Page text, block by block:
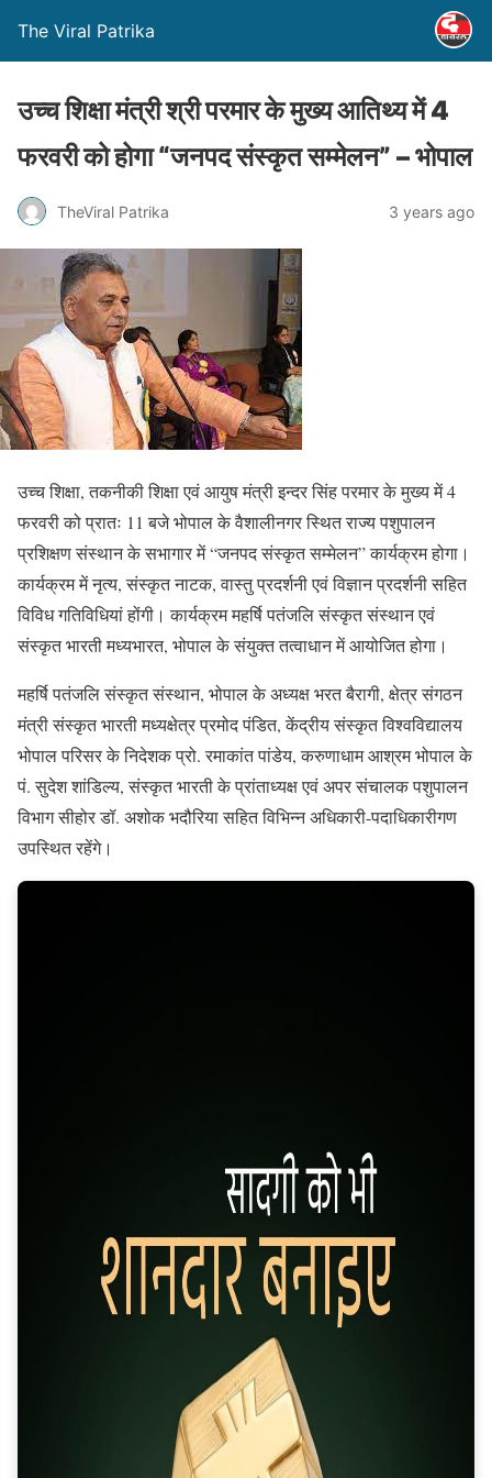
The Viral Patrika
उच्च शिक्षा मंत्री श्री परमार के मुख्य आतिथ्य में 4
फरवरी को होगा “जनपद संस्कृत सम्मेलन” – भोपाल
TheViral Patrika 3 years ago
उच्च शिक्षा, तकनीकी शिक्षा एवं आयुष मंत्री इन्दर सिंह परमार के मुख्य में 4
फरवरी को प्रातः 11 बजे भोपाल के वैशालीनगर स्थित राज्य पशुपालन
प्रशिक्षण संस्थान के सभागार में “जनपद संस्कृत सम्मेलन” कार्यक्रम होगा।
कार्यक्रम में नृत्य, संस्कृत नाटक, वास्तु प्रदर्शनी एवं विज्ञान प्रदर्शनी सहित
विविध गतिविधियां होंगी। कार्यक्रम महर्षि पतंजलि संस्कृत संस्थान एवं
संस्कृत भारती मध्यभारत, भोपाल के संयुक्त तत्वाधान में आयोजित होगा।
महर्षि पतंजलि संस्कृत संस्थान, भोपाल के अध्यक्ष भरत बैरागी, क्षेत्र संगठन
मंत्री संस्कृत भारती मध्यक्षेत्र प्रमोद पंडित, केंद्रीय संस्कृत विश्वविद्यालय
भोपाल परिसर के निदेशक प्रो. रमाकांत पांडेय, करुणाधाम आश्रम भोपाल के
पं. सुदेश शांडिल्य, संस्कृत भारती के प्रांताध्यक्ष एवं अपर संचालक पशुपालन
विभाग सीहोर डॉ. अशोक भदौरिया सहित विभिन्न अधिकारी-पदाधिकारीगण
उपस्थित रहेंगे।